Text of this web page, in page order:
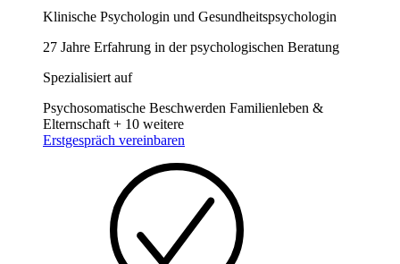
Klinische Psychologin und Gesundheitspsychologin
27 Jahre Erfahrung in der psychologischen Beratung
Spezialisiert auf
Psychosomatische Beschwerden Familienleben &
Elternschaft + 10 weitere
Erstgespräch vereinbaren